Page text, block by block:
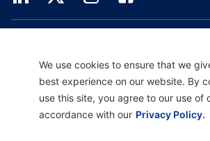
Providence Health Assurance는 Medicare 및 Oregon
은 계약 갱신에 따라 달라집니다.
We use cookies to ensure that we
best experience on our website. By
use this site, you agree to our use of
accordance with our Privacy Policy.